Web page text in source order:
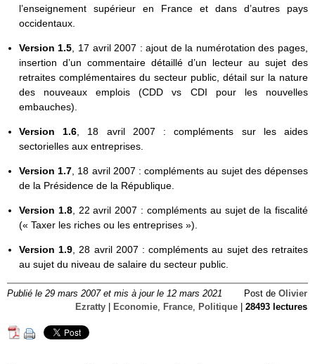
l’enseignement supérieur en France et dans d’autres pays
occidentaux.
Version 1.5 , 17 avril 2007 : ajout de la numérotation des pages,
insertion d’un commentaire détaillé d’un lecteur au sujet des
retraites complémentaires du secteur public, détail sur la nature
des nouveaux emplois (CDD vs CDI pour les nouvelles
embauches).
Version 1.6 , 18 avril 2007 : compléments sur les aides
sectorielles aux entreprises.
Version 1.7 , 18 avril 2007 : compléments au sujet des dépenses
de la Présidence de la République.
Version 1.8, 22 avril 2007 : compléments au sujet de la fiscalité
(« Taxer les riches ou les entreprises »).
Version 1.9, 28 avril 2007 : compléments au sujet des retraites
au sujet du niveau de salaire du secteur public.
Publié le 29 mars 2007 et mis à jour le 12 mars 2021 Post de Olivier
Ezratty
Economie, France, Politique 28493 lectures